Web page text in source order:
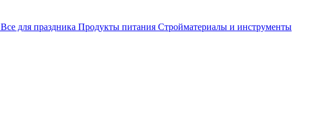
Все для праздника Продукты питания Стройматериалы и инструменты